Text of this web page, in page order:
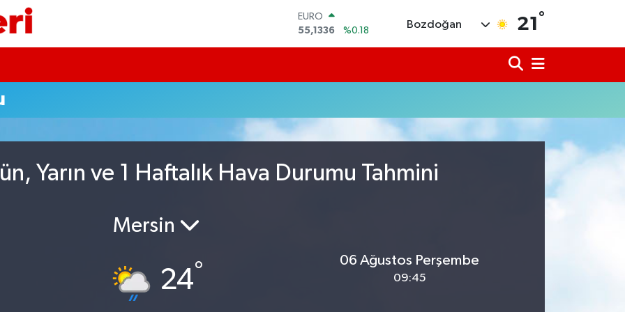
55,1336
STERLİN
64,2534
%0.22
BITCOIN
Bozdoğan 21 °
Yarın ve 1 Haftalık Hava Durumu Tahmini
Mersin
24°
06 Ağustos Perşembe
09:45